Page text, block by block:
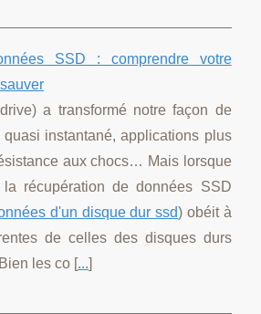
SSD : comprendre votre
a transformé notre façon de
instantané, applications plus
aux chocs… Mais lorsque
récupération de données SSD
d'un disque dur ssd) obéit à
de celles des disques durs
les co [...]